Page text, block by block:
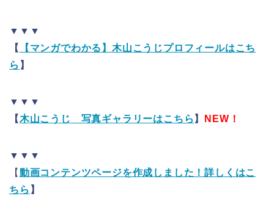
▼▼▼
【
【マンガでわかる】木山こうじプロフィールはこち
ら 】
▼▼▼
【木山こうじ 写真ギャラリーはこちら 】 NEW！
▼▼▼
【 動画コンテンツページを作成しました！詳しくはこ
ちら 】